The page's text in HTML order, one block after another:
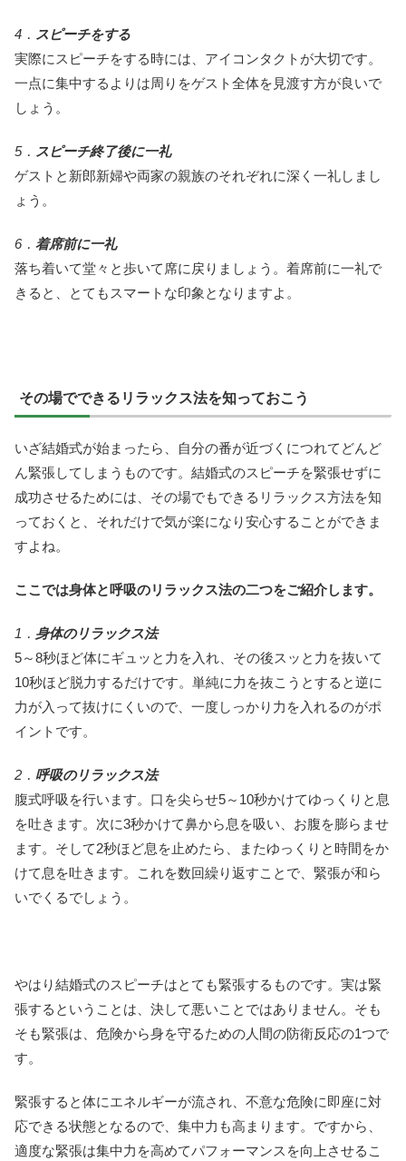
4． スピーチをする
実際にスピーチをする時には、アイコンタクトが大切です。
一点に集中するよりは周りをゲスト全体を見渡す方が良いで
しょう。
5． スピーチ終了後に一礼
ゲストと新郎新婦や両家の親族のそれぞれに深く一礼しまし
ょう。
6． 着席前に一礼
落ち着いて堂々と歩いて席に戻りましょう。着席前に一礼で
きると、とてもスマートな印象となりますよ。
その場でできるリラックス法を知っておこう
いざ結婚式が始まったら、自分の番が近づくにつれてどんど
ん緊張してしまうものです。結婚式のスピーチを緊張せずに
成功させるためには、その場でもできるリラックス方法を知
っておくと、それだけで気が楽になり安心することができま
すよね。
ここでは身体と呼吸のリラックス法の二つをご紹介します。
1． 身体のリラックス法
5～8秒ほど体にギュッと力を入れ、その後スッと力を抜いて
10秒ほど脱力するだけです。単純に力を抜こうとすると逆に
力が入って抜けにくいので、一度しっかり力を入れるのがポ
イントです。
2． 呼吸のリラックス法
腹式呼吸を行います。口を尖らせ5～10秒かけてゆっくりと息
を吐きます。次に3秒かけて鼻から息を吸い、お腹を膨らませ
ます。そして2秒ほど息を止めたら、またゆっくりと時間をか
けて息を吐きます。これを数回繰り返すことで、緊張が和ら
いでくるでしょう。
やはり結婚式のスピーチはとても緊張するものです。実は緊
張するということは、決して悪いことではありません。そも
そも緊張は、危険から身を守るための人間の防衛反応の1つで
す。
緊張すると体にエネルギーが流され、不意な危険に即座に対
応できる状態となるので、集中力も高まります。ですから、
適度な緊張は集中力を高めてパフォーマンスを向上させるこ